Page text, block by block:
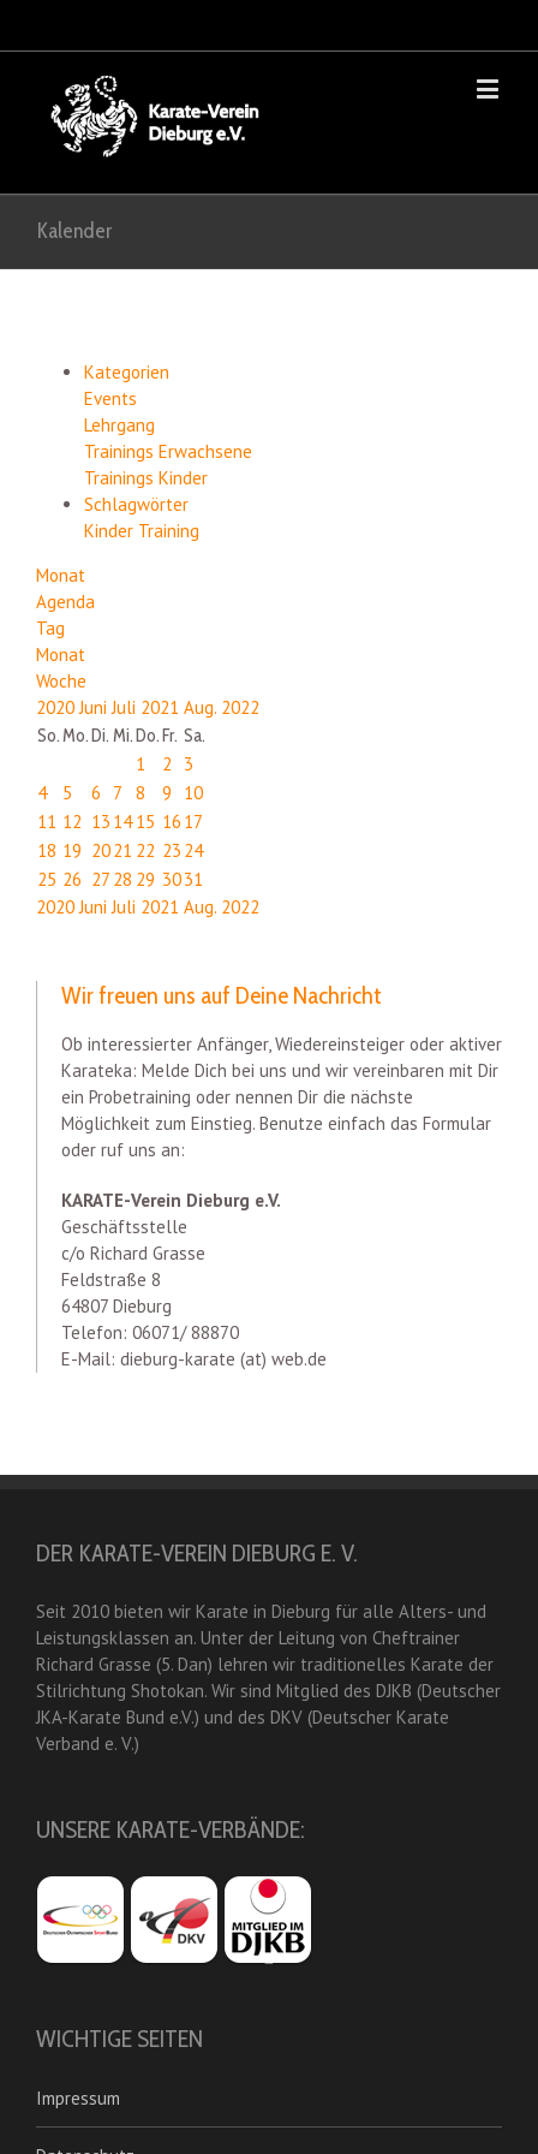
Kalender
Kategorien
Events
Lehrgang
Trainings Erwachsene
Trainings Kinder
Schlagwörter
Kinder Training
Monat
Agenda
Tag
Monat
Woche
2020 Juni Juli 2021 Aug. 2022
So.Mo.Di. Mi.Do.Fr. Sa.
1 2
3
4
5 6 7 8 9
10
11 12 13 14 15 16 17
18 19 2021 22 23 24
25 26 27 28 29 3031
2020 Juni Juli 2021 Aug. 2022
Wir freuen uns auf Deine Nachricht
Ob interessierter Anfänger, Wiedereinsteiger oder aktiver
Karateka: Melde Dich bei uns und wir vereinbaren mit Dir
ein Probetraining oder nennen Dir die nächste
Möglichkeit zum Einstieg. Benutze einfach das Formular
oder ruf uns an:
KARATE-Verein Dieburg e.V.
Geschäftsstelle
c/o Richard Grasse
Feldstraße 8
64807 Dieburg
Telefon: 06071/ 88870
E-Mail: dieburg-karate (at) web.de
DER KARATE-VEREIN DIEBURG E. V.
Seit 2010 bieten wir Karate in Dieburg für alle Alters- und
Leistungsklassen an. Unter der Leitung von Cheftrainer
Richard Grasse (5. Dan) lehren wir traditionelles Karate der
Stilrichtung Shotokan. Wir sind Mitglied des DJKB (Deutscher
JKA-Karate Bund e.V.) und des DKV (Deutscher Karate
Verband e. V.)
UNSERE KARATE-VERBÄNDE:
WICHTIGE SEITEN
Impressum